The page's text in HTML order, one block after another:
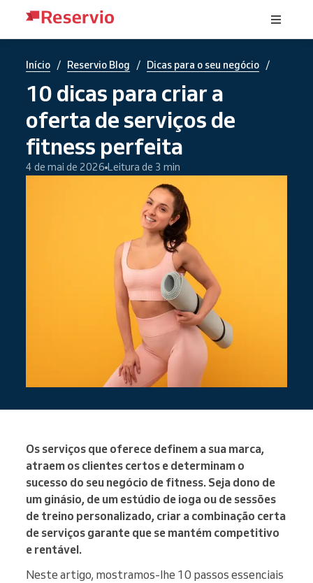
Início / Reservio Blog / Dicas para o seu negócio /
10 dicas para criar a
oferta de serviços de
fitness perfeita
4 de mai de 2026 Leitura de 3 min
Os serviços que oferece definem a sua marca,
atraem os clientes certos e determinam o
sucesso do seu negócio de fitness. Seja dono de
um ginásio, de um estúdio de ioga ou de sessões
de treino personalizado, criar a combinação certa
de serviços garante que se mantém competitivo
e rentável.
Neste artigo, mostramos-lhe 10 passos essenciais